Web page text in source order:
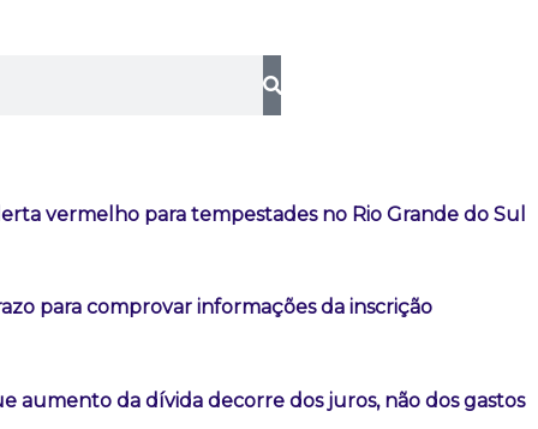
vermelho para tempestades no Rio Grande do Sul
para comprovar informações da inscrição
aumento da dívida decorre dos juros, não dos gastos